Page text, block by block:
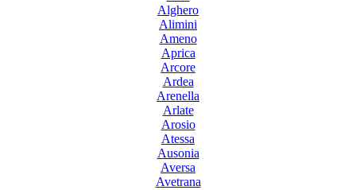
Alghero
Alimini
Ameno
Aprica
Arcore
Ardea
Arenella
Arlate
Arosio
Atessa
Ausonia
Aversa
Avetrana